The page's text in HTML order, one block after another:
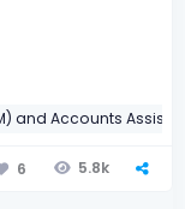
and Accounts
6 5.8k